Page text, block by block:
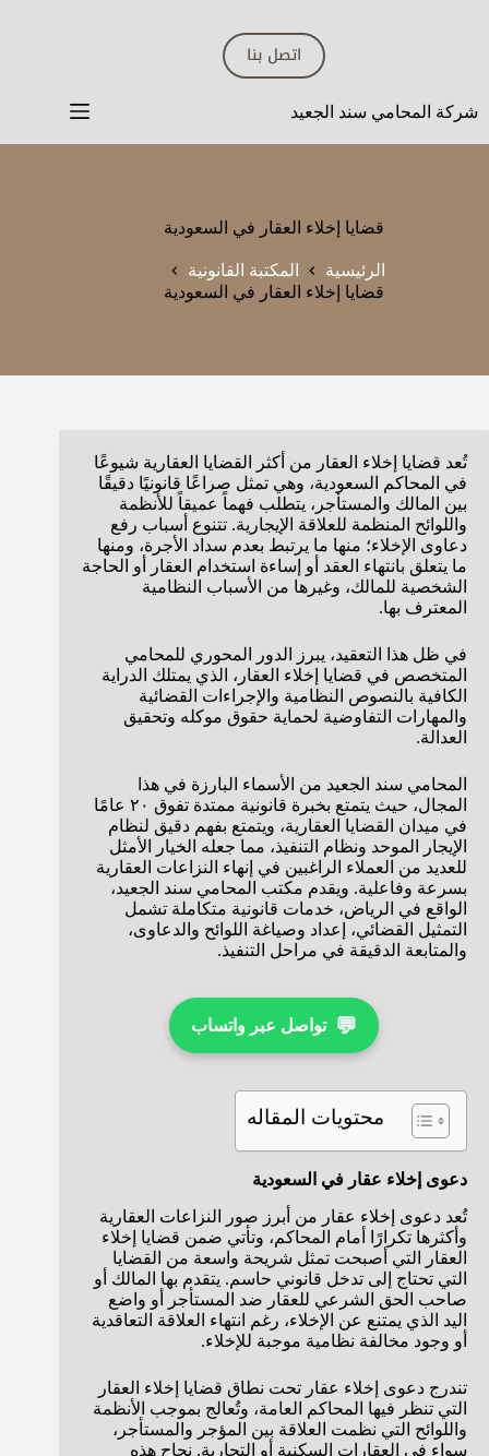
اتصل بنا
شركة المحامي سند الجعيد
قضايا إخلاء العقار في السعودية
الرئيسية
المكتبة القانونية
قضايا إخلاء العقار في السعودية
تُعد قضايا إخلاء العقار من أكثر القضايا العقارية شيوعًا
في المحاكم السعودية، وهي تمثل صراعًا قانونيًا دقيقًا
بين المالك والمستأجر، يتطلب فهماً عميقاً للأنظمة
واللوائح المنظمة للعلاقة الإيجارية. تتنوع أسباب رفع
دعاوى الإخلاء؛ منها ما يرتبط بعدم سداد الأجرة، ومنها
ما يتعلق بانتهاء العقد أو إساءة استخدام العقار أو الحاجة
الشخصية للمالك، وغيرها من الأسباب النظامية
المعترف بها.
في ظل هذا التعقيد، يبرز الدور المحوري للمحامي
المتخصص في قضايا إخلاء العقار، الذي يمتلك الدراية
الكافية بالنصوص النظامية والإجراءات القضائية
والمهارات التفاوضية لحماية حقوق موكله وتحقيق
العدالة.
المحامي سند الجعيد من الأسماء البارزة في هذا
المجال، حيث يتمتع بخبرة قانونية ممتدة تفوق ٢٠ عامًا
في ميدان القضايا العقارية، ويتمتع بفهم دقيق لنظام
الإيجار الموحد ونظام التنفيذ، مما جعله الخيار الأمثل
للعديد من العملاء الراغبين في إنهاء النزاعات العقارية
بسرعة وفاعلية. ويقدم مكتب المحامي سند الجعيد،
الواقع في الرياض، خدمات قانونية متكاملة تشمل
التمثيل القضائي، إعداد وصياغة اللوائح والدعاوى،
والمتابعة الدقيقة في مراحل التنفيذ.
💬 تواصل عبر واتساب
محتويات المقاله
دعوى إخلاء عقار في السعودية
تُعد دعوى إخلاء عقار من أبرز صور النزاعات العقارية
وأكثرها تكرارًا أمام المحاكم، وتأتي ضمن قضايا إخلاء
العقار التي أصبحت تمثل شريحة واسعة من القضايا
التي تحتاج إلى تدخل قانوني حاسم. يتقدم بها المالك أو
صاحب الحق الشرعي للعقار ضد المستأجر أو واضع
اليد الذي يمتنع عن الإخلاء، رغم انتهاء العلاقة التعاقدية
أو وجود مخالفة نظامية موجبة للإخلاء.
تندرج دعوى إخلاء عقار تحت نطاق قضايا إخلاء العقار
التي تنظر فيها المحاكم العامة، وتُعالج بموجب الأنظمة
واللوائح التي نظمت العلاقة بين المؤجر والمستأجر،
سواء في العقارات السكنية أو التجارية. نجاح هذه